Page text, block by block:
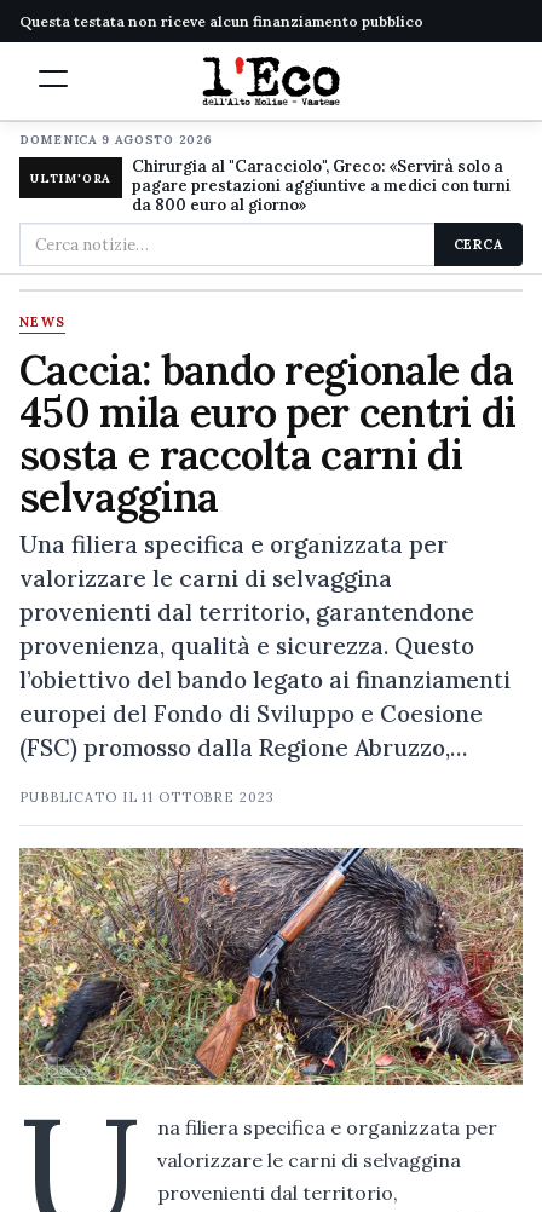
Questa testata non riceve alcun finanziamento pubblico
DOMENICA 9 AGOSTO 2026
ULTIM'ORA
Chirurgia al "Caracciolo", Greco: «Servirà solo a
pagare prestazioni aggiuntive a medici con turni
da 800 euro al giorno»
Cerca
nel
sito
CERCA
NEWS
Caccia: bando regionale da
450 mila euro per centri di
sosta e raccolta carni di
selvaggina
Una filiera specifica e organizzata per
valorizzare le carni di selvaggina
provenienti dal territorio, garantendone
provenienza, qualità e sicurezza. Questo
l’obiettivo del bando legato ai finanziamenti
europei del Fondo di Sviluppo e Coesione
(FSC) promosso dalla Regione Abruzzo,…
PUBBLICATO IL11 OTTOBRE 2023
na filiera specifica e organizzata per
valorizzare le carni di selvaggina
provenienti dal territorio,